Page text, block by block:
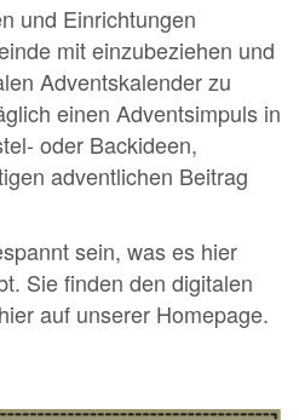
und Einrichtungen
mit einzubeziehen und
Adventskalender zu
einen Adventsimpuls in
oder Backideen,
adventlichen Beitrag
sein, was es hier
Sie finden den digitalen
auf unserer Homepage.